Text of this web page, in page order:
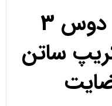
فروشی فروشگاه دوس 3
ساتن